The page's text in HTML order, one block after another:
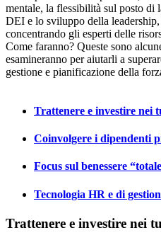
mentale, la flessibilità sul posto di
DEI e lo sviluppo della leadership,
concentrando gli esperti delle
Come faranno? Queste sono
esamineranno per aiutarli a
gestione e pianificazione della
Trattenere e investire nei
Coinvolgere i dipendenti
Focus sul benessere
Tecnologia HR e di
Trattenere e investire nei